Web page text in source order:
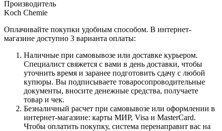
Производитель
Koch Chemie
Оплачивайте покупки удобным способом. В интернет-
магазине доступно 3 варианта оплаты:
Наличные при самовывозе или доставке курьером.
Специалист свяжется с вами в день доставки, чтобы
уточнить время и заранее подготовить сдачу с любой
купюры. Вы подписываете товаросопроводительные
документы, вносите денежные средства, получаете
товар и чек.
Безналичный расчет при самовывозе или оформлении в
интернет-магазине: карты МИР, Visa и MasterCard.
Чтобы оплатить покупку, система перенаправит вас на